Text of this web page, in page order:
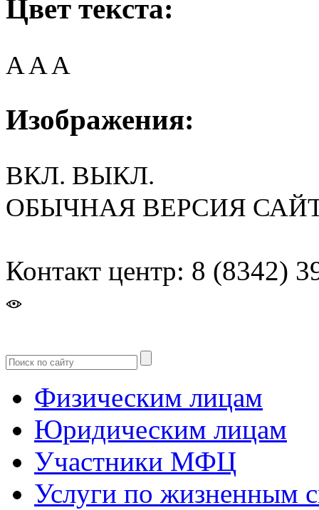
Цвет текста:
AAA
Изображения:
ВКЛ. ВЫКЛ.
ОБЫЧНАЯ ВЕРСИЯ
Контакт центр: 8 (8342)
Физическим лицам
Юридическим лицам
Участники МФЦ
Услуги по жизненным